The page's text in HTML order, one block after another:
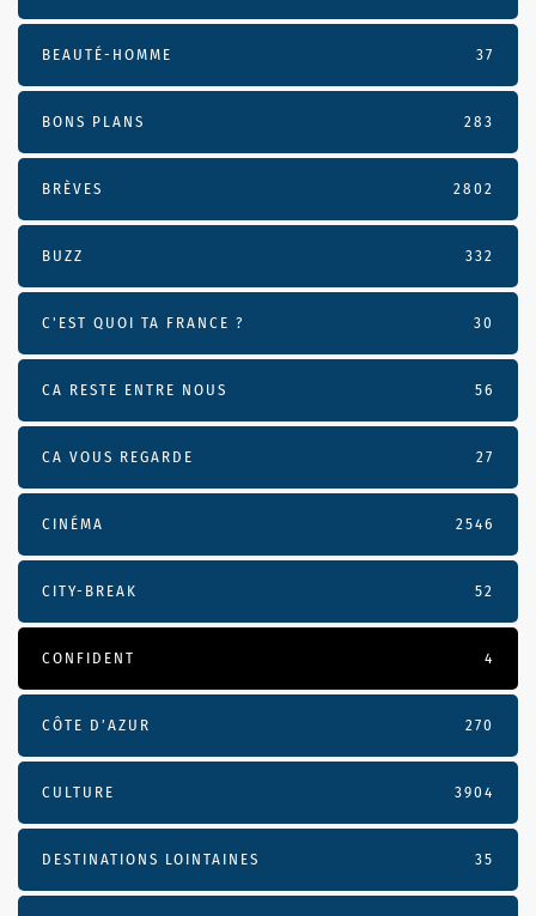
BEAUTÉ-HOMME 37
BONS PLANS 283
BRÈVES 2802
BUZZ 332
C'EST QUOI TA FRANCE ? 30
CA RESTE ENTRE NOUS 56
CA VOUS REGARDE 27
CINÉMA 2546
CITY-BREAK 52
CONFIDENT 4
CÔTE D’AZUR 270
CULTURE 3904
DESTINATIONS LOINTAINES 35